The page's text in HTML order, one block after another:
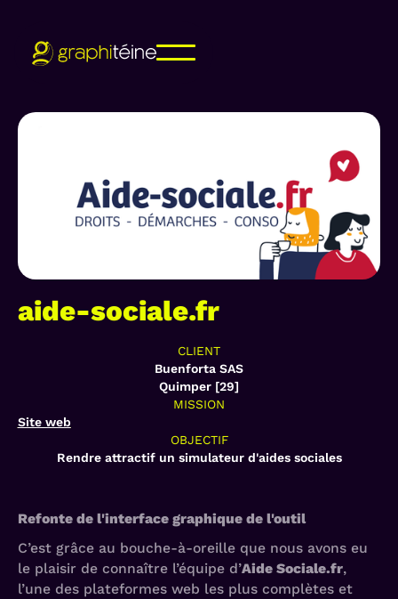
aide-sociale.fr
CLIENT
Buenforta SAS
Quimper [29]
MISSION
Site web
OBJECTIF
Rendre attractif un simulateur d'aides sociales
Refonte de l'interface graphique de l'outil
C’est grâce au bouche-à-oreille que nous avons eu
le plaisir de connaître l’équipe d’Aide Sociale.fr,
l’une des plateformes web les plus complètes et